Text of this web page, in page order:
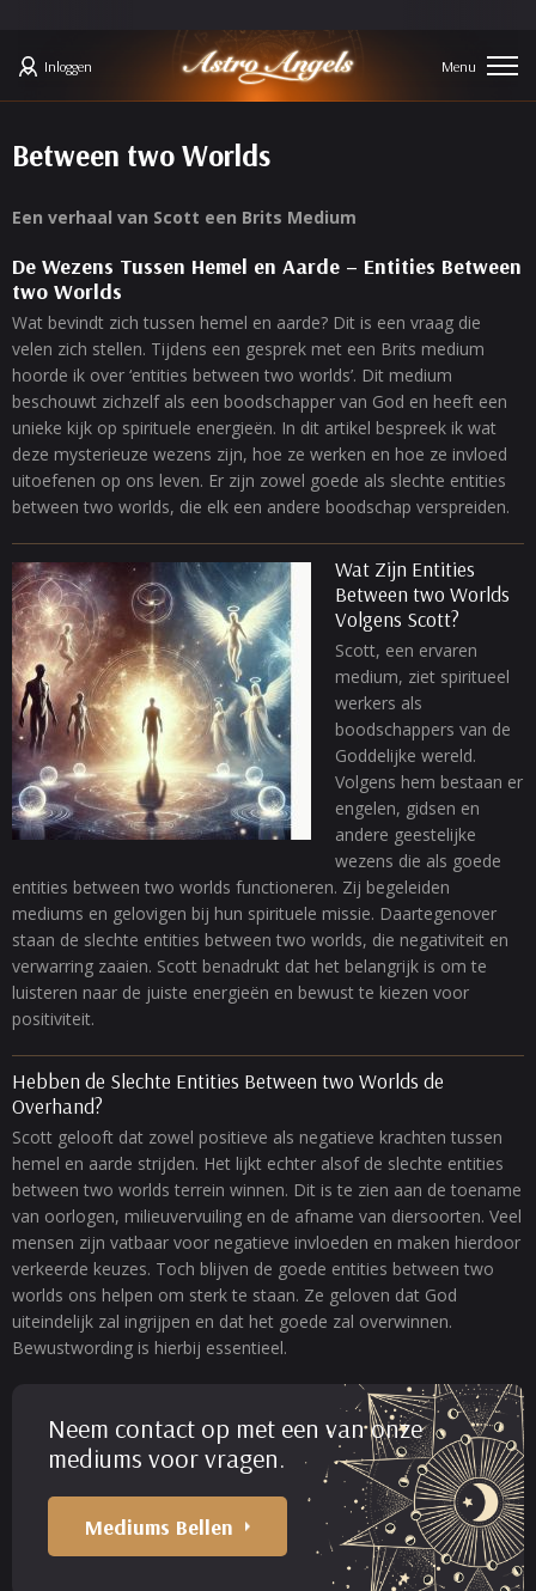
Inloggen
Between two Worlds
Een verhaal van Scott een Brits Medium
De Wezens Tussen Hemel en Aarde – Entities Between
two Worlds
Wat bevindt zich tussen hemel en aarde? Dit is een vraag die
velen zich stellen. Tijdens een gesprek met een Brits medium
hoorde ik over ‘entities between two worlds’. Dit medium
beschouwt zichzelf als een boodschapper van God en heeft een
unieke kijk op spirituele energieën. In dit artikel bespreek ik wat
deze mysterieuze wezens zijn, hoe ze werken en hoe ze invloed
uitoefenen op ons leven. Er zijn zowel goede als slechte entities
between two worlds, die elk een andere boodschap verspreiden.
Wat Zijn Entities
Between two Worlds
Volgens Scott?
Scott, een ervaren
medium, ziet spiritueel
werkers als
boodschappers van de
Goddelijke wereld.
Volgens hem bestaan er
engelen, gidsen en
andere geestelijke
wezens die als goede
entities between two worlds functioneren. Zij begeleiden
mediums en gelovigen bij hun spirituele missie. Daartegenover
staan de slechte entities between two worlds, die negativiteit en
verwarring zaaien. Scott benadrukt dat het belangrijk is om te
luisteren naar de juiste energieën en bewust te kiezen voor
positiviteit.
Hebben de Slechte Entities Between two Worlds de
Overhand?
Scott gelooft dat zowel positieve als negatieve krachten tussen
hemel en aarde strijden. Het lijkt echter alsof de slechte entities
between two worlds terrein winnen. Dit is te zien aan de toename
van oorlogen, milieuvervuiling en de afname van diersoorten. Veel
mensen zijn vatbaar voor negatieve invloeden en maken hierdoor
verkeerde keuzes. Toch blijven de goede entities between two
worlds ons helpen om sterk te staan. Ze geloven dat God
uiteindelijk zal ingrijpen en dat het goede zal overwinnen.
Bewustwording is hierbij essentieel.
Neem contact op met een van onze
mediums voor vragen.
Mediums Bellen